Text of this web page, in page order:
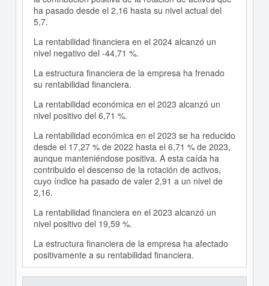
ha pasado desde el 2,16 hasta su nivel actual del
5,7.
La rentabilidad financiera en el 2024 alcanzó un
nivel negativo del -44,71 %.
La estructura financiera de la empresa ha frenado
su rentabilidad financiera.
La rentabilidad económica en el 2023 alcanzó un
nivel positivo del 6,71 %.
La rentabilidad económica en el 2023 se ha reducido
desde el 17,27 % de 2022 hasta el 6,71 % de 2023,
aunque manteniéndose positiva. A esta caída ha
contribuido el descenso de la rotación de activos,
cuyo índice ha pasado de valer 2,91 a un nivel de
2,16.
La rentabilidad financiera en el 2023 alcanzó un
nivel positivo del 19,59 %.
La estructura financiera de la empresa ha afectado
positivamente a su rentabilidad financiera.